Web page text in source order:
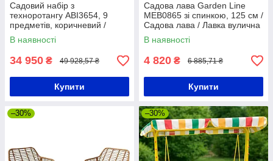
Садовий набір з
техноротангу ABI3654, 9
предметів, коричневий /
Набір пластикових садових
меблів / Садові меблі з
В наявності
34 950 ₴ 49 928,57 ₴
Купити
Садова лава Garden Line
MEB0865 зі спинкою, 125 см /
Садова лава / Лавка вулична
В наявності
4 820 ₴ 6 885,71 ₴
Купити
–30% –30%